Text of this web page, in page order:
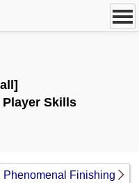
Skills
Phenomenal Finishing